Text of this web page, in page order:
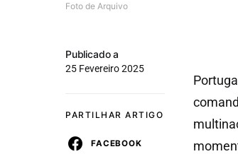
Foto de Arquivo
Publicado a
25 Fevereiro 2025
PARTILHAR ARTIGO
FACEBOOK